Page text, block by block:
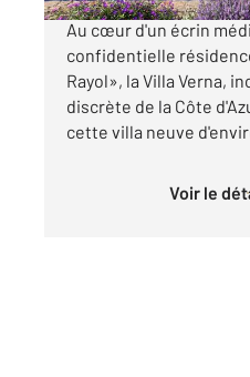
Au cœur d'un écrin
confidentielle
Rayol», la Villa Verna,
discrète de la Côte
cette villa neuve
Voir le